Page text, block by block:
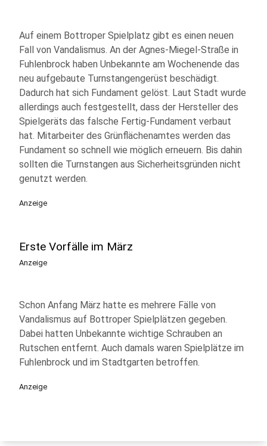
Auf einem Bottroper Spielplatz gibt es einen neuen
Fall von Vandalismus. An der Agnes-Miegel-Straße in
Fuhlenbrock haben Unbekannte am Wochenende das
neu aufgebaute Turnstangengerüst beschädigt.
Dadurch hat sich Fundament gelöst. Laut Stadt wurde
allerdings auch festgestellt, dass der Hersteller des
Spielgeräts das falsche Fertig-Fundament verbaut
hat. Mitarbeiter des Grünflächenamtes werden das
Fundament so schnell wie möglich erneuern. Bis dahin
sollten die Turnstangen aus Sicherheitsgründen nicht
genutzt werden.
Anzeige
Erste Vorfälle im März
Anzeige
Schon Anfang März hatte es mehrere Fälle von
Vandalismus auf Bottroper Spielplätzen gegeben.
Dabei hatten Unbekannte wichtige Schrauben an
Rutschen entfernt. Auch damals waren Spielplätze im
Fuhlenbrock und im Stadtgarten betroffen.
Anzeige